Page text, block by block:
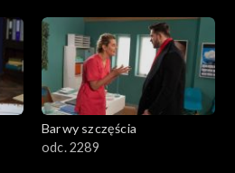
Barwy szczęścia
odc. 2289